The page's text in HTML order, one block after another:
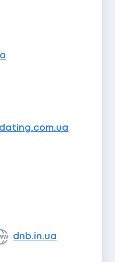
dating.com.ua
dnb.in.ua